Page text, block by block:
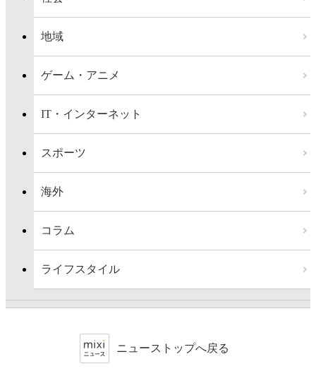
地域
ゲーム・アニメ
IT・インターネット
スポーツ
海外
コラム
ライフスタイル
ニューストップへ戻る